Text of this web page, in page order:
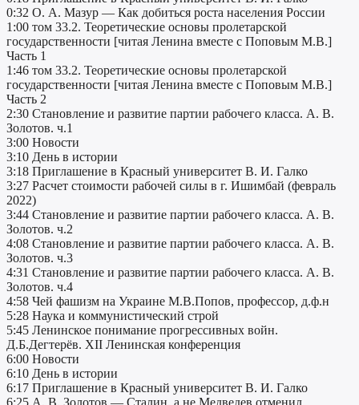
0:32 О. А. Мазур — Как добиться роста населения России
1:00 том 33.2. Теоретические основы пролетарской
государственности [читая Ленина вместе с Поповым М.В.]
Часть 1
1:46 том 33.2. Теоретические основы пролетарской
государственности [читая Ленина вместе с Поповым М.В.]
Часть 2
2:30 Становление и развитие партии рабочего класса. А. В.
Золотов. ч.1
3:00 Новости
3:10 День в истории
3:18 Приглашение в Красный университет В. И. Галко
3:27 Расчет стоимости рабочей силы в г. Ишимбай (февраль
2022)
3:44 Становление и развитие партии рабочего класса. А. В.
Золотов. ч.2
4:08 Становление и развитие партии рабочего класса. А. В.
Золотов. ч.3
4:31 Становление и развитие партии рабочего класса. А. В.
Золотов. ч.4
4:58 Чей фашизм на Украине М.В.Попов, профессор, д.ф.н
5:28 Наука и коммунистический строй
5:45 Ленинское понимание прогрессивных войн.
Д.Б.Дегтерёв. XII Ленинская конференция
6:00 Новости
6:10 День в истории
6:17 Приглашение в Красный университет В. И. Галко